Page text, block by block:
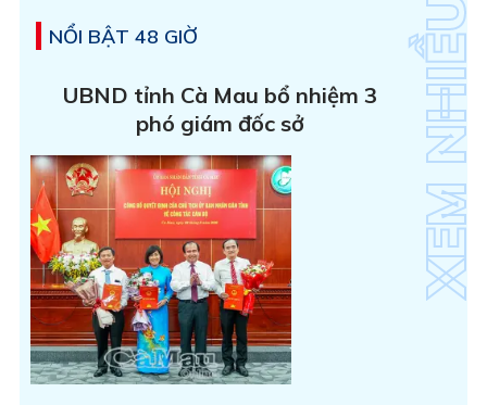
NỔI BẬT 48 GIỜ
UBND tỉnh Cà Mau bổ nhiệm 3
phó giám đốc sở